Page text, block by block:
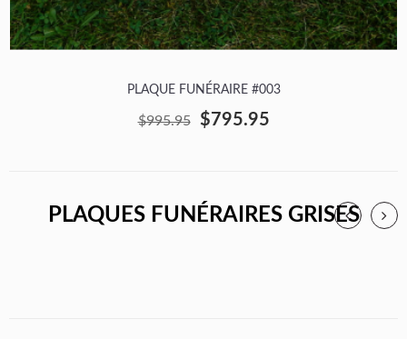
PLAQUE FUNÉRAIRE #003
$995.95 $795.95
PLAQUES FUNÉRAIRES GRISES